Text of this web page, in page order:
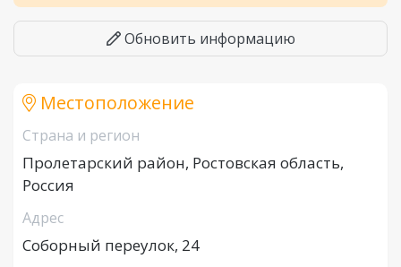
Обновить информацию
Местоположение
Страна и регион
Пролетарский район, Ростовская область,
Россия
Адрес
Соборный переулок, 24